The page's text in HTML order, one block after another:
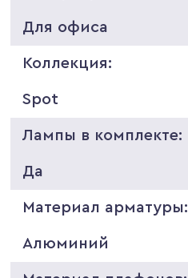
Для офиса
Коллекция:
Spot
Лампы в комплекте:
Да
Материал арматуры:
Алюминий